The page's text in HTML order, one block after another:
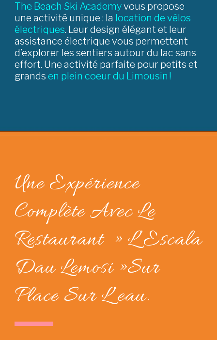
The Beach Ski Academyvous propose
une activité unique : la location de vélos
électriques. Leur design élégant et leur
assistance électrique vous permettent
d’explorer les sentiers autour du lac sans
effort. Une activité parfaite pour petits et
grands en plein coeur du Limousin !
Une Expérience
Complète Avec Le
Restaurant » L’Escala
Dau Lemosi »sur
Place Sur L’eau.